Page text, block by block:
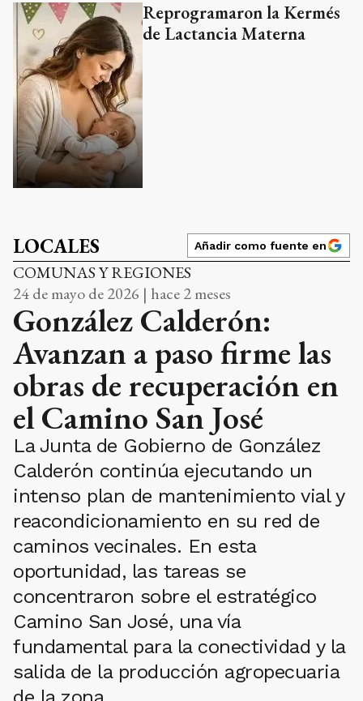
Reprogramaron la Kermés
de Lactancia Materna
LOCALES Añadir como fuente en
COMUNAS Y REGIONES
24 de mayo de 2026 | hace 2 meses
González Calderón:
Avanzan a paso firme las
obras de recuperación en
el Camino San José
La Junta de Gobierno de González
Calderón continúa ejecutando un
intenso plan de mantenimiento vial y
reacondicionamiento en su red de
caminos vecinales. En esta
oportunidad, las tareas se
concentraron sobre el estratégico
Camino San José, una vía
fundamental para la conectividad y la
salida de la producción agropecuaria